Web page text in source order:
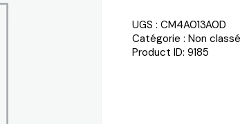
UGS : CM4A013A0D
Catégorie : Non classé
Product ID: 9185